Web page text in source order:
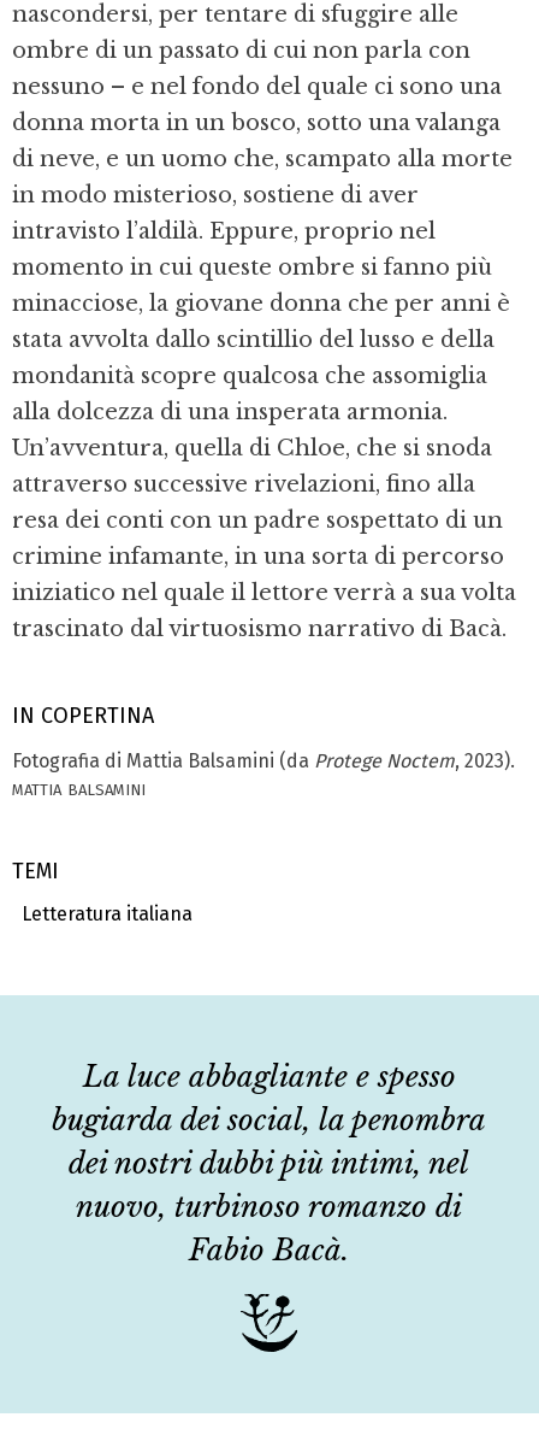
IN COPERTINA
Fotografia di Mattia Balsamini (da Protege Noctem, 2023).
mattia balsamini
TEMI
Letteratura italiana
nascondersi, per tentare di sfuggire alle
ombre di un passato di cui non parla con
nessuno – e nel fondo del quale ci sono una
donna morta in un bosco, sotto una valanga
di neve, e un uomo che, scampato alla morte
in modo misterioso, sostiene di aver
intravisto l’aldilà. Eppure, proprio nel
momento in cui queste ombre si fanno più
minacciose, la giovane donna che per anni è
stata avvolta dallo scintillio del lusso e della
mondanità scopre qualcosa che assomiglia
alla dolcezza di una insperata armonia.
Un’avventura, quella di Chloe, che si snoda
attraverso successive rivelazioni, fino alla
resa dei conti con un padre sospettato di un
crimine infamante, in una sorta di percorso
iniziatico nel quale il lettore verrà a sua volta
trascinato dal virtuosismo narrativo di Bacà.
La luce abbagliante e spesso
bugiarda dei social, la penombra
dei nostri dubbi più intimi, nel
nuovo, turbinoso romanzo di
Fabio Bacà.